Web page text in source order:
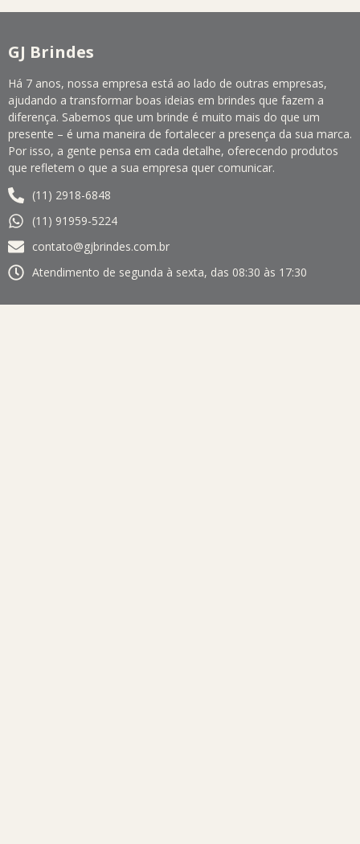
GJ Brindes
Há 7 anos, nossa empresa está ao lado de outras empresas,
ajudando a transformar boas ideias em brindes que fazem a
diferença. Sabemos que um brinde é muito mais do que um
presente – é uma maneira de fortalecer a presença da sua marca.
Por isso, a gente pensa em cada detalhe, oferecendo produtos
que refletem o que a sua empresa quer comunicar.
(11) 2918-6848
(11) 91959-5224
contato@gjbrindes.com.br
Atendimento de segunda à sexta, das 08:30 às 17:30